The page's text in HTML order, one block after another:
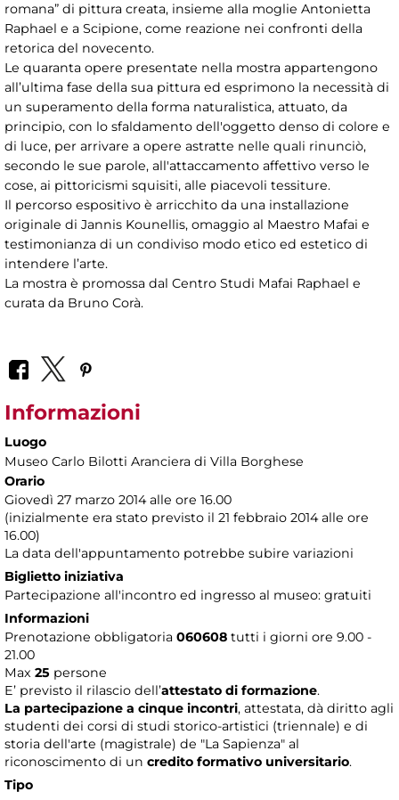
romana” di pittura creata, insieme alla moglie Antonietta
Raphael e a Scipione, come reazione nei confronti della
retorica del novecento.
Le quaranta opere presentate nella mostra appartengono
all’ultima fase della sua pittura ed esprimono la necessità di
un superamento della forma naturalistica, attuato, da
principio, con lo sfaldamento dell'oggetto denso di colore e
di luce, per arrivare a opere astratte nelle quali rinunciò,
secondo le sue parole, all'attaccamento affettivo verso le
cose, ai pittoricismi squisiti, alle piacevoli tessiture.
Il percorso espositivo è arricchito da una installazione
originale di Jannis Kounellis, omaggio al Maestro Mafai e
testimonianza di un condiviso modo etico ed estetico di
intendere l’arte.
La mostra è promossa dal Centro Studi Mafai Raphael e
curata da Bruno Corà.
Informazioni
Luogo
Museo Carlo Bilotti Aranciera di Villa Borghese
Orario
Giovedì 27 marzo 2014 alle ore 16.00
(inizialmente era stato previsto il 21 febbraio 2014 alle ore
16.00)
La data dell'appuntamento potrebbe subire variazioni
Biglietto iniziativa
Partecipazione all'incontro ed ingresso al museo: gratuiti
Informazioni
Prenotazione obbligatoria 060608 tutti i giorni ore 9.00 -
21.00
Max 25 persone
E’ previsto il rilascio dell’attestato di formazione.
La partecipazione a cinque incontri, attestata, dà diritto agli
studenti dei corsi di studi storico-artistici (triennale) e di
storia dell'arte (magistrale) de "La Sapienza" al
riconoscimento di un credito formativo universitario.
Tipo